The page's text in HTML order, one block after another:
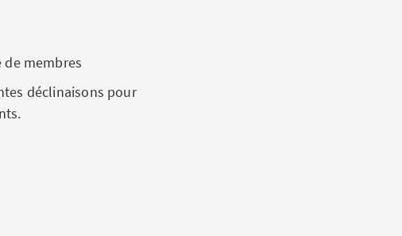
de membres
déclinaisons pour